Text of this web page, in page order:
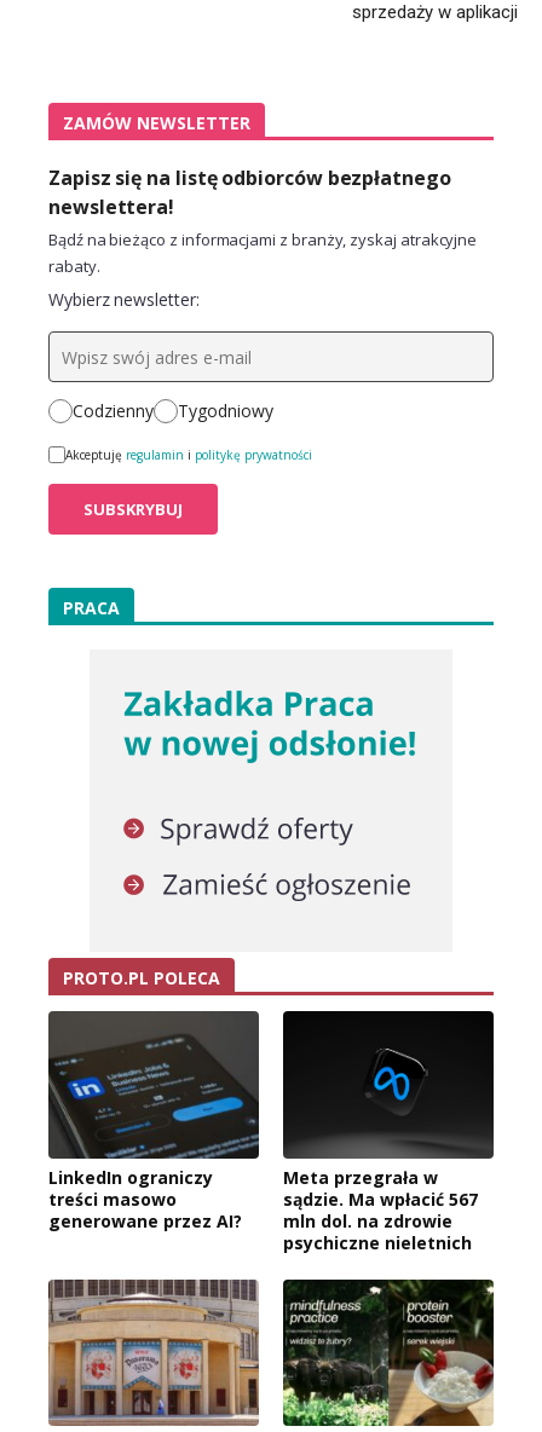
sprzedaży w aplikacji
ZAMÓW NEWSLETTER
Zapisz się na listę odbiorców bezpłatnego
newslettera!
Bądź na bieżąco z informacjami z branży, zyskaj atrakcyjne
rabaty.
Wybierz newsletter:
Codzienny Tygodniowy
Akceptuję regulamin i politykę prywatności
PRACA
PROTO.PL POLECA
LinkedIn ograniczy
treści masowo
generowane przez AI?
Meta przegrała w
sądzie. Ma wpłacić 567
mln dol. na zdrowie
psychiczne nieletnich